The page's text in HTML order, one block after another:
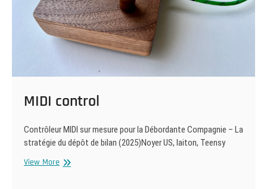
MIDI control
Contrôleur MIDI sur mesure pour la Débordante Compagnie – La
stratégie du dépôt de bilan (2025)Noyer US, laiton, Teensy
View MoreMIDI